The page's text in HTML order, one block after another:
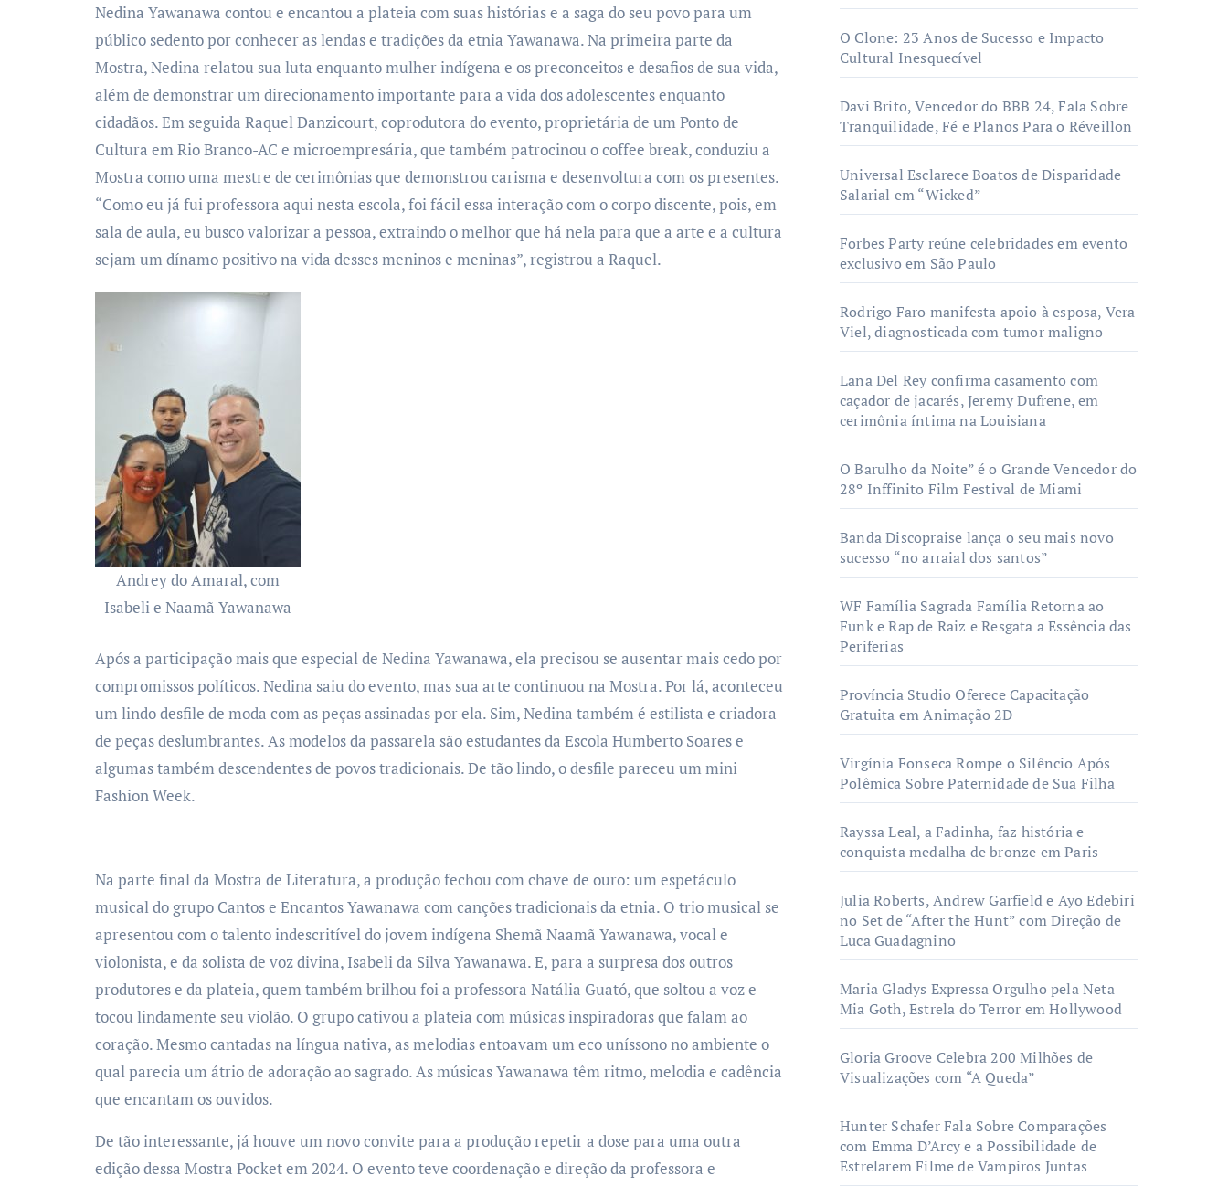
Nedina Yawanawa contou e encantou a plateia com suas histórias e a saga do seu povo para um
público sedento por conhecer as lendas e tradições da etnia Yawanawa. Na primeira parte da
Mostra, Nedina relatou sua luta enquanto mulher indígena e os preconceitos e desafios de sua vida,
além de demonstrar um direcionamento importante para a vida dos adolescentes enquanto
cidadãos. Em seguida Raquel Danzicourt, coprodutora do evento, proprietária de um Ponto de
Cultura em Rio Branco-AC e microempresária, que também patrocinou o coffee break, conduziu a
Mostra como uma mestre de cerimônias que demonstrou carisma e desenvoltura com os presentes.
“Como eu já fui professora aqui nesta escola, foi fácil essa interação com o corpo discente, pois, em
sala de aula, eu busco valorizar a pessoa, extraindo o melhor que há nela para que a arte e a cultura
sejam um dínamo positivo na vida desses meninos e meninas”, registrou a Raquel.
Andrey do Amaral, com
Isabeli e Naamã Yawanawa
Após a participação mais que especial de Nedina Yawanawa, ela precisou se ausentar mais cedo por
compromissos políticos. Nedina saiu do evento, mas sua arte continuou na Mostra. Por lá, aconteceu
um lindo desfile de moda com as peças assinadas por ela. Sim, Nedina também é estilista e criadora
de peças deslumbrantes. As modelos da passarela são estudantes da Escola Humberto Soarese
algumas também descendentes de povos tradicionais. De tão lindo, o desfile pareceu um mini
Fashion Week.
Na parte final da Mostra de Literatura, a produção fechou com chave de ouro: um espetáculo
musical do grupo Cantos e Encantos Yawanawa com canções tradicionais da etnia. O trio musical se
apresentou com o talento indescritível do jovem indígena Shemã Naamã Yawanawa, vocal e
violonista, e da solista de voz divina, Isabeli da Silva Yawanawa. E, para a surpresa dos outros
produtores e da plateia, quem também brilhou foi a professora Natália Guató, que soltou a voz e
tocou lindamente seu violão. O grupo cativou a plateia com músicas inspiradoras que falam ao
coração. Mesmo cantadas na língua nativa, as melodias entoavam um eco uníssono no ambiente o
qual parecia um átrio de adoração ao sagrado. As músicas Yawanawa têm ritmo, melodia e cadência
que encantam os ouvidos.
De tão interessante, já houve um novo convite para a produção repetir a dose para uma outra
edição dessa Mostra Pocket em 2024. O evento teve coordenação e direção da professora e
O Clone: 23 Anos de Sucesso e Impacto
Cultural Inesquecível
Davi Brito, Vencedor do BBB 24, Fala Sobre
Tranquilidade, Fé e Planos Para o Réveillon
Universal Esclarece Boatos de Disparidade
Salarial em “Wicked”
Forbes Party reúne celebridades em evento
exclusivo em São Paulo
Rodrigo Faro manifesta apoio à esposa, Vera
Viel, diagnosticada com tumor maligno
Lana Del Rey confirma casamento com
caçador de jacarés, Jeremy Dufrene, em
cerimônia íntima na Louisiana
O Barulho da Noite” é o Grande Vencedor do
28º Inffinito Film Festival de Miami
Banda Discopraise lança o seu mais novo
sucesso “no arraial dos santos”
WF Família Sagrada Família Retorna ao
Funk e Rap de Raiz e Resgata a Essência das
Periferias
Província Studio Oferece Capacitação
Gratuita em Animação 2D
Virgínia Fonseca Rompe o Silêncio Após
Polêmica Sobre Paternidade de Sua Filha
Rayssa Leal, a Fadinha, faz história e
conquista medalha de bronze em Paris
Julia Roberts, Andrew Garfield e Ayo Edebiri
no Set de “After the Hunt” com Direção de
Luca Guadagnino
Maria Gladys Expressa Orgulho pela Neta
Mia Goth, Estrela do Terror em Hollywood
Gloria Groove Celebra 200 Milhões de
Visualizações com “A Queda”
Hunter Schafer Fala Sobre Comparações
com Emma D’Arcy e a Possibilidade de
Estrelarem Filme de Vampiros Juntas